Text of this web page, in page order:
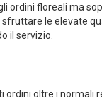
ordini floreali ma
le elevate
il servizio.
ordini oltre i normali